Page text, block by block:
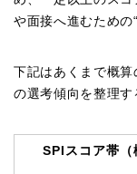
や面接へ進むための
下記はあくまで概
の選考傾向を整理す
SPIスコア帯（